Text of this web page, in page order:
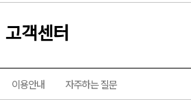
고객센터
이용안내 자주하는 질문